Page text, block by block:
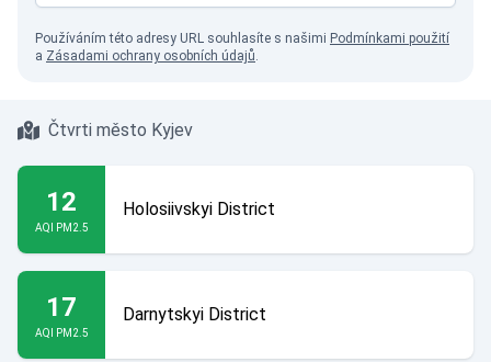
Používáním této adresy URL souhlasíte s našimi Podmínkami použití
a Zásadami ochrany osobních údajů.
Čtvrti město Kyjev
12
AQI PM2.5
Holosiivskyi District
17
AQI PM2.5
Darnytskyi District